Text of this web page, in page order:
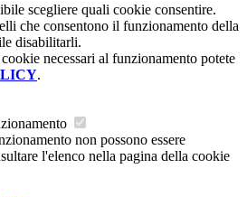
scegliere quali cookie consentire.
che consentono il funzionamento della
disabilitarli.
necessari al funzionamento potete
.
non possono essere
l'elenco nella pagina della cookie